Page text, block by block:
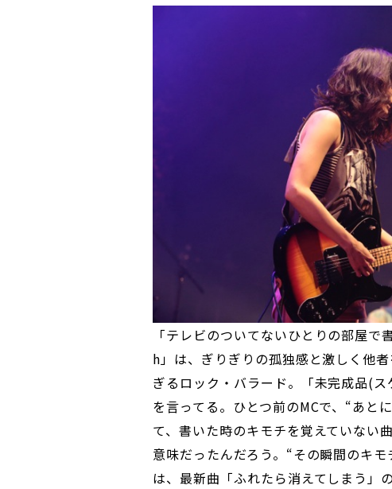
「テレビのついてないひとりの部屋
h」は、ぎりぎりの孤独感と激しく他
ぎるロック・バラード。「未完成品(
を言ってる。ひとつ前のMCで、“あと
て、書いた時のキモチを覚えていない
意味だったんだろう。“その瞬間のキ
は、最新曲「ふれたら消えてしまう」